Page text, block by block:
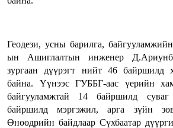
Геодези, усны барилга,
ын Ашиглалтын инженер
зургаан дүүрэгт нийт 46 байршилд
байна. Үүнээс ГУББГ-аас үерийн
байгууламжтай 14 байршилд
байршилд мэргэжил, арга зүйн
Өнөөдрийн байдлаар Сүхбаатар